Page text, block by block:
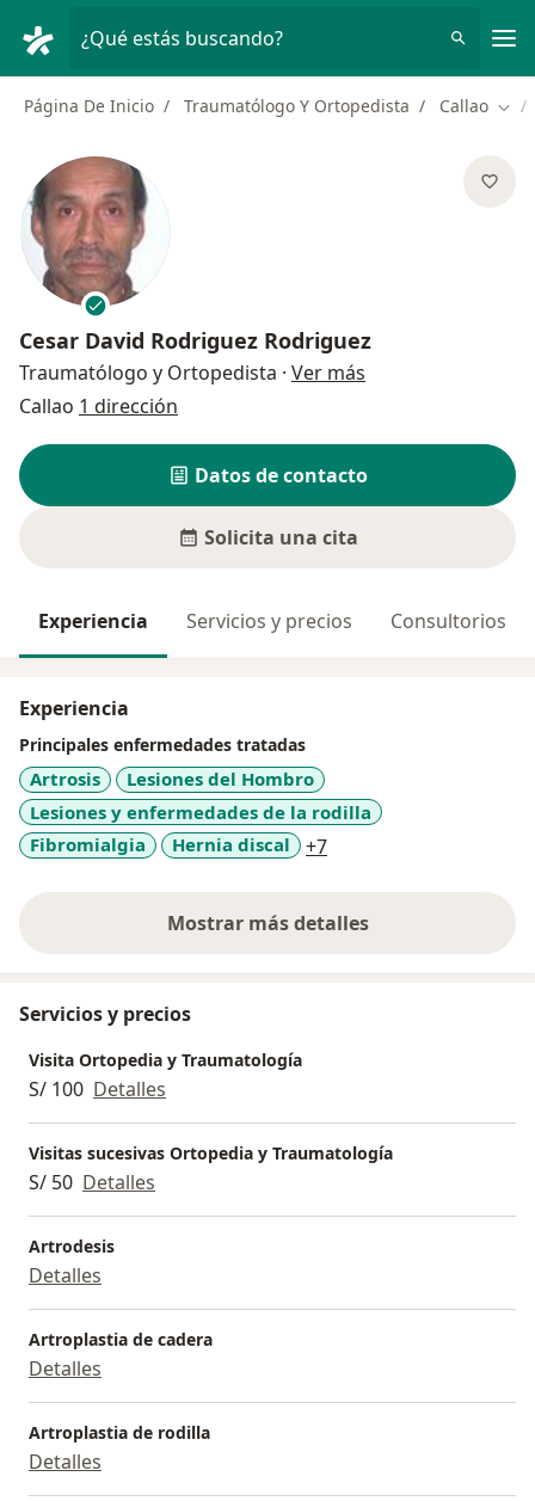
¿Qué estás buscando?
Página De Inicio Traumatólogo Y Ortopedista Callao
Cesar David Rodriguez Rodriguez
Traumatólogo y Ortopedista · Ver más
Callao 1 dirección
Datos de contacto
Solicita una cita
Experiencia Servicios y precios Consultorios
Experiencia
Principales enfermedades tratadas
Artrosis
Lesiones del Hombro
Lesiones y enfermedades de la rodilla
Fibromialgia
Hernia discal +7
Mostrar más detalles
sobre la experiencia
Servicios y precios
Visita Ortopedia y Traumatología
S/ 100 Detalles
Visitas sucesivas Ortopedia y Traumatología
S/ 50 Detalles
Artrodesis
Detalles
Artroplastia de cadera
Detalles
Artroplastia de rodilla
Detalles